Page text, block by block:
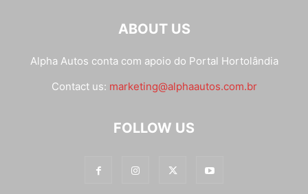
ABOUT US
Alpha Autos conta com apoio do Portal Hortolândia
Contact us: marketing@alphaautos.com.br
FOLLOW US